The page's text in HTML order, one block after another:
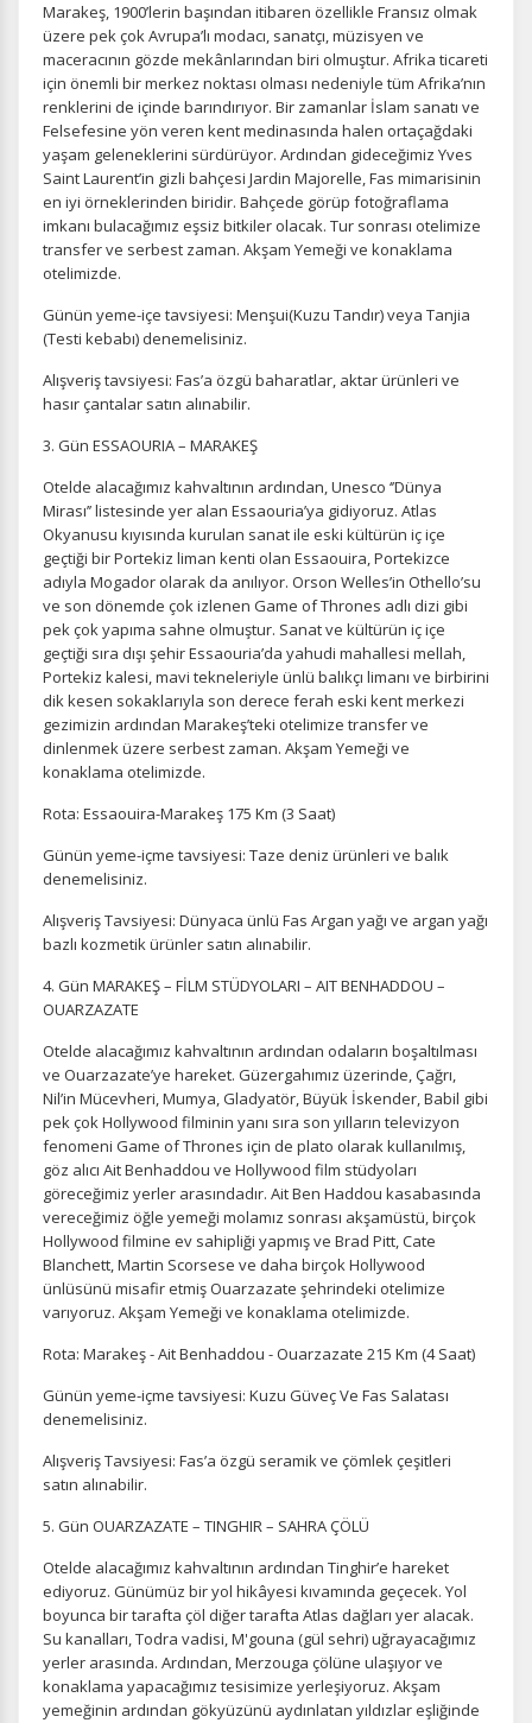
Marakeş, 1900’lerin başından itibaren özellikle Fransız olmak
üzere pek çok Avrupa’lı modacı, sanatçı, müzisyen ve
maceracının gözde mekânlarından biri olmuştur. Afrika ticareti
için önemli bir merkez noktası olması nedeniyle tüm Afrika’nın
renklerini de içinde barındırıyor. Bir zamanlar İslam sanatı ve
Felsefesine yön veren kent medinasında halen ortaçağdaki
yaşam geleneklerini sürdürüyor. Ardından gideceğimiz Yves
Saint Laurent’in gizli bahçesi Jardin Majorelle, Fas mimarisinin
en iyi örneklerinden biridir. Bahçede görüp fotoğraflama
imkanı bulacağımız eşsiz bitkiler olacak. Tur sonrası otelimize
transfer ve serbest zaman. Akşam Yemeği ve konaklama
otelimizde.
Günün yeme-içe tavsiyesi: Menşui(Kuzu Tandır) veya Tanjia
(Testi kebabı) denemelisiniz.
Alışveriş tavsiyesi: Fas’a özgü baharatlar, aktar ürünleri ve
hasır çantalar satın alınabilir.
3. Gün ESSAOURIA – MARAKEŞ
Otelde alacağımız kahvaltının ardından, Unesco ‘’Dünya
Mirası’’ listesinde yer alan Essaouria’ya gidiyoruz. Atlas
Okyanusu kıyısında kurulan sanat ile eski kültürün iç içe
geçtiği bir Portekiz liman kenti olan Essaouira, Portekizce
adıyla Mogador olarak da anılıyor. Orson Welles’in Othello’su
ve son dönemde çok izlenen Game of Thrones adlı dizi gibi
pek çok yapıma sahne olmuştur. Sanat ve kültürün iç içe
geçtiği sıra dışı şehir Essaouria’da yahudi mahallesi mellah,
Portekiz kalesi, mavi tekneleriyle ünlü balıkçı limanı ve birbirini
dik kesen sokaklarıyla son derece ferah eski kent merkezi
gezimizin ardından Marakeş’teki otelimize transfer ve
dinlenmek üzere serbest zaman. Akşam Yemeği ve
konaklama otelimizde.
Rota: Essaouira-Marakeş 175 Km (3 Saat)
Günün yeme-içme tavsiyesi: Taze deniz ürünleri ve balık
denemelisiniz.
Alışveriş Tavsiyesi: Dünyaca ünlü Fas Argan yağı ve argan yağı
bazlı kozmetik ürünler satın alınabilir.
4. Gün MARAKEŞ – FİLM STÜDYOLARI – AIT BENHADDOU –
OUARZAZATE
Otelde alacağımız kahvaltının ardından odaların boşaltılması
ve Ouarzazate’ye hareket. Güzergahımız üzerinde, Çağrı,
Nil’in Mücevheri, Mumya, Gladyatör, Büyük İskender, Babil gibi
pek çok Hollywood filminin yanı sıra son yılların televizyon
fenomeni Game of Thrones için de plato olarak kullanılmış,
göz alıcı Ait Benhaddou ve Hollywood film stüdyoları
göreceğimiz yerler arasındadır. Ait Ben Haddou kasabasında
vereceğimiz öğle yemeği molamız sonrası akşamüstü, birçok
Hollywood filmine ev sahipliği yapmış ve Brad Pitt, Cate
Blanchett, Martin Scorsese ve daha birçok Hollywood
ünlüsünü misafir etmiş Ouarzazate şehrindeki otelimize
varıyoruz. Akşam Yemeği ve konaklama otelimizde.
Rota: Marakeş - Ait Benhaddou - Ouarzazate 215 Km (4 Saat)
Günün yeme-içme tavsiyesi: Kuzu Güveç Ve Fas Salatası
denemelisiniz.
Alışveriş Tavsiyesi: Fas’a özgü seramik ve çömlek çeşitleri
satın alınabilir.
5. Gün OUARZAZATE – TINGHIR – SAHRA ÇÖLÜ
Otelde alacağımız kahvaltının ardından Tinghir’e hareket
ediyoruz. Günümüz bir yol hikâyesi kıvamında geçecek. Yol
boyunca bir tarafta çöl diğer tarafta Atlas dağları yer alacak.
Su kanalları, Todra vadisi, M'gouna (gül sehri) uğrayacağımız
yerler arasında. Ardından, Merzouga çölüne ulaşıyor ve
konaklama yapacağımız tesisimize yerleşiyoruz. Akşam
yemeğinin ardından gökyüzünü aydınlatan yıldızlar eşliğinde